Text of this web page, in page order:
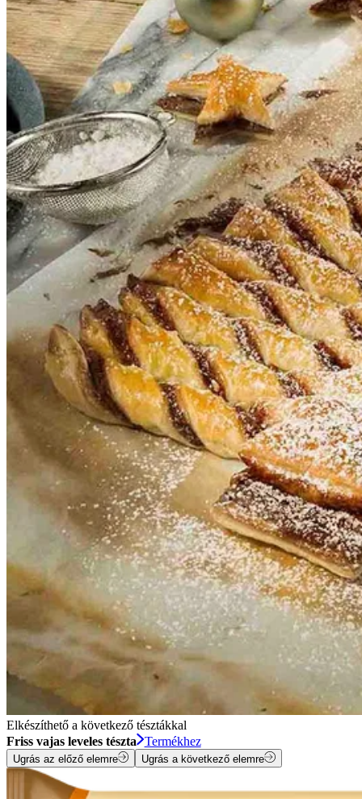
Elkészíthető a következő tésztákkal
Friss vajas leveles tészta
Termékhez
Ugrás az előző elemre Ugrás a következő elemre